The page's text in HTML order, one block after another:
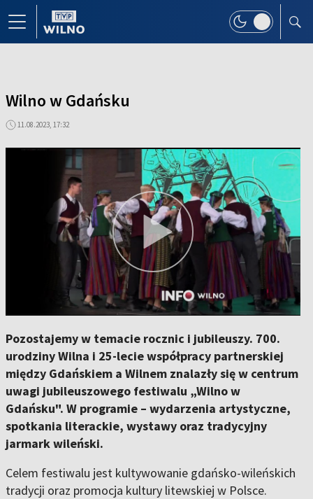
Wilno w Gdańsku
11.08.2023, 17:32
Pozostajemy w temacie rocznic i jubileuszy. 700.
urodziny Wilna i 25-lecie współpracy partnerskiej
między Gdańskiem a Wilnem znalazły się w centrum
uwagi jubileuszowego festiwalu „Wilno w
Gdańsku". W programie – wydarzenia artystyczne,
spotkania literackie, wystawy oraz tradycyjny
jarmark wileński.
Celem festiwalu jest kultywowanie gdańsko-wileńskich
tradycji oraz promocja kultury litewskiej w Polsce.